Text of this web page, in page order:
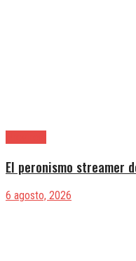
El peronismo streamer
6 agosto, 2026